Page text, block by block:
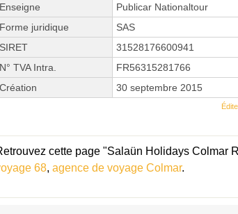
Enseigne
Publicar Nationaltour
Forme juridique
SAS
SIRET
31528176600941
N° TVA Intra.
FR56315281766
Création
30 septembre 2015
cette page "Salaün Holidays Colmar
68, agence de voyage Colmar.